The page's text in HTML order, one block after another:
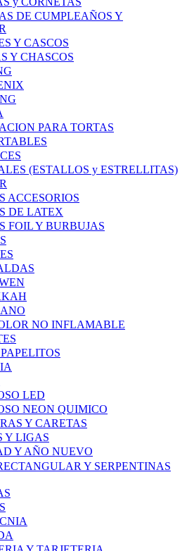
DE CUMPLEAÑOS Y
Y CASCOS
Y CHASCOS
PARA TORTAS
(ESTALLOS y ESTRELLITAS)
ACCESORIOS
DE LATEX
FOIL Y BURBUJAS
NO INFLAMABLE
LED
NEON QUIMICO
Y CARETAS
Y LIGAS
Y AÑO NUEVO
Y SERPENTINAS